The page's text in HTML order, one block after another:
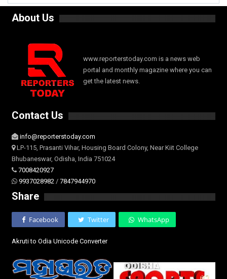
About Us
www.reporterstoday.com is a news web
portal and monthly magazine where you can
get the latest news.
Contact Us
info@reporterstoday.com
LP-115, Prasanti Vihar, Housing Board Colony, Near Kiit College
Bhubaneswar, Odisha, India 751024
7008420927
9937028982 / 7847944970
Share
Facebook Twitter WhatsApp
Akruti to Odia Unicode Converter